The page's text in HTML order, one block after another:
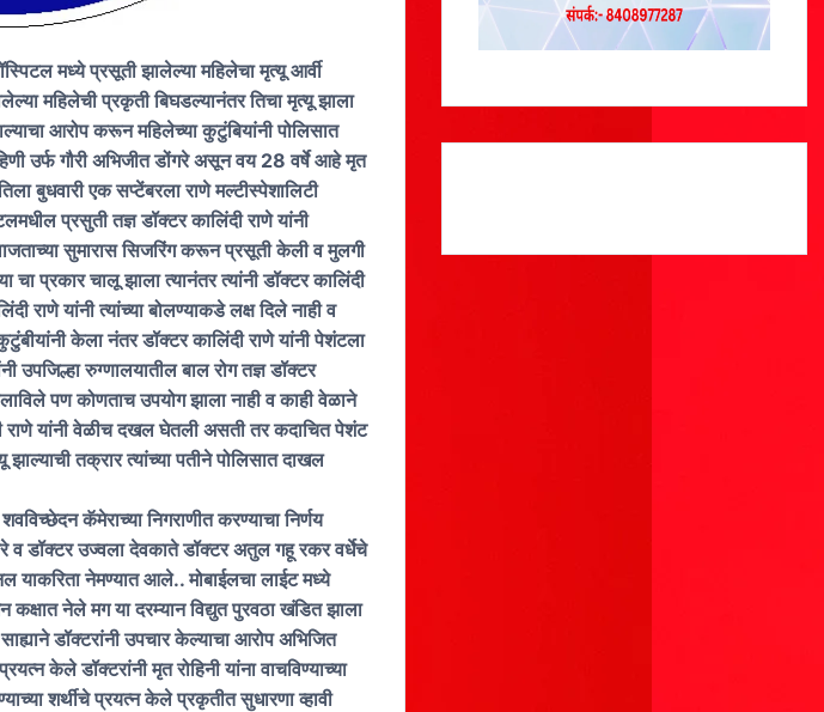
मध्ये प्रसूती झालेल्या महिलेचा मृत्यू आर्वी
महिलेची प्रकृती बिघडल्यानंतर तिचा मृत्यू झाला
आरोप करून महिलेच्या कुटुंबियांनी पोलिसात
उर्फ गौरी अभिजीत डोंगरे असून वय 28 वर्षे आहे मृत
बुधवारी एक सप्टेंबरला राणे मल्टीस्पेशालिटी
प्रसुती तज्ञ डॉक्टर कालिंदी राणे यांनी
सुमारास सिजरिंग करून प्रसूती केली व मुलगी
चा प्रकार चालू झाला त्यानंतर त्यांनी डॉक्टर कालिंदी
राणे यांनी त्यांच्या बोलण्याकडे लक्ष दिले नाही व
केला नंतर डॉक्टर कालिंदी राणे यांनी पेशंटला
रुग्णालयातील बाल रोग तज्ञ डॉक्टर
पण कोणताच उपयोग झाला नाही व काही वेळाने
राणे यांनी वेळीच दखल घेतली असती तर कदाचित पेशंट
तक्रार त्यांच्या पतीने पोलिसात दाखल
कॅमेराच्या निगराणीत करण्याचा निर्णय
व डॉक्टर उज्वला देवकाते डॉक्टर अतुल गहू रकर वर्धेचे
याकरिता नेमण्यात आले.. मोबाईलचा लाईट मध्ये
नेले मग या दरम्यान विद्युत पुरवठा खंडित झाला
डॉक्टरांनी उपचार केल्याचा आरोप अभिजित
केले डॉक्‍टरांनी मृत रोहिनी यांना वाचविण्याच्या
शर्थीचे प्रयत्न केले प्रकृतीत सुधारणा व्हावी